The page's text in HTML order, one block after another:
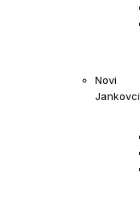
Novi
Jankovci